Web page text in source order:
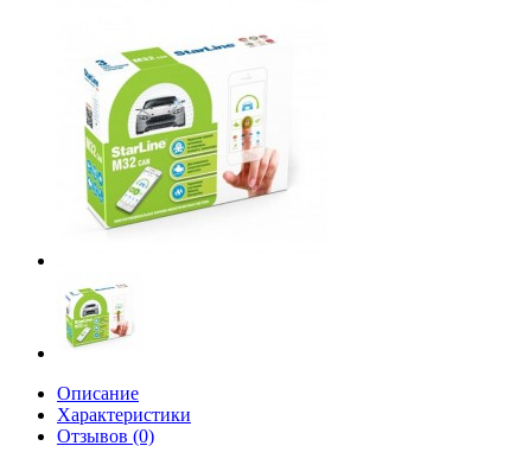
Описание
Характеристики
Отзывов (0)